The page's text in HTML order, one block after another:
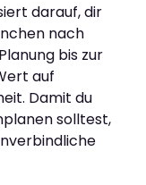
darauf, dir
nach
bis zur
auf
Damit du
solltest,